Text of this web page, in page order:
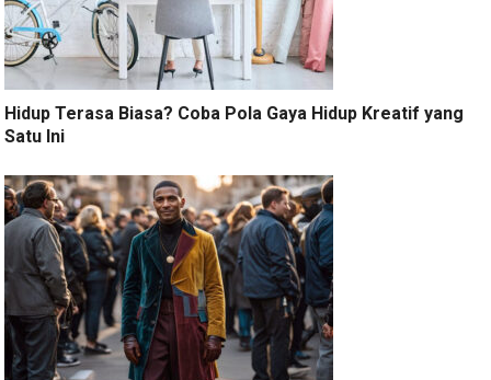
Hidup Terasa Biasa? Coba Pola Gaya Hidup Kreatif yang
Satu Ini